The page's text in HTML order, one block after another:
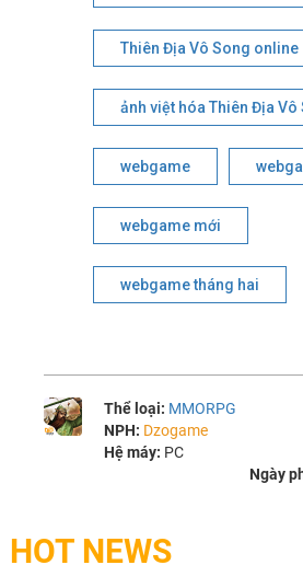
Thiên Địa Vô Song online
ảnh việt hóa Thiên Địa Vô
webgame
webgame mới
webgame tháng hai
Thể loại: MMORPG
NPH: Dzogame
Hệ máy: PC
Ngày
HOT NEWS